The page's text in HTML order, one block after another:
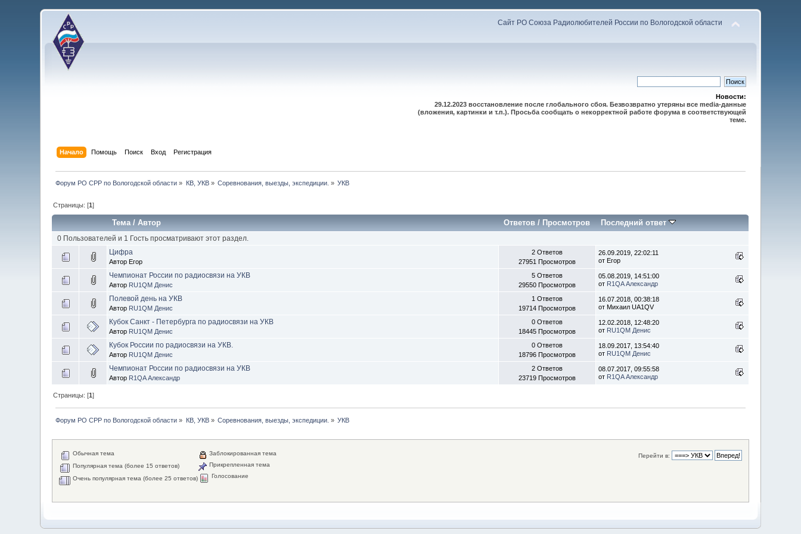
Сайт РО Союза Радиолюбителей России по Вологодской области
Новости:
29.12.2023 восстановление после глобального сбоя. Безвозвратно утеряны все media-данные
(вложения, картинки и т.п.). Просьба сообщать о некорректной работе форума в соответствующей
теме.
Начало Помощь Поиск Вход Регистрация
Форум РО СРР по Вологодской области » КВ, УКВ» Соревнования, выезды, экспедиции. » УКВ
Страницы: [1]
Тема/Автор Ответов /Просмотров Последний ответ
0 Пользователей и 1 Гость просматривают этот раздел.
Цифра
Автор Егор
2 Ответов
27951 Просмотров
26.09.2019, 22:02:11
от Егор
Чемпионат России по радиосвязи на УКВ
Автор RU1QM Денис
5 Ответов
29550 Просмотров
05.08.2019, 14:51:00
от R1QA Александр
Полевой день на УКВ
Автор RU1QM Денис
1 Ответов
19714 Просмотров
16.07.2018, 00:38:18
от Михаил UA1QV
Кубок Санкт - Петербурга по радиосвязи на УКВ
Автор RU1QM Денис
0 Ответов
18445 Просмотров
12.02.2018, 12:48:20
от RU1QM Денис
Кубок России по радиосвязи на УКВ.
Автор RU1QM Денис
0 Ответов
18796 Просмотров
18.09.2017, 13:54:40
от RU1QM Денис
Чемпионат России по радиосвязи на УКВ
Автор R1QA Александр
2 Ответов
23719 Просмотров
08.07.2017, 09:55:58
от R1QA Александр
Страницы: [1]
Форум РО СРР по Вологодской области » КВ, УКВ» Соревнования, выезды, экспедиции. » УКВ
Перейти в:
Обычная тема
Популярная тема (более 15 ответов)
Очень популярная тема (более 25 ответов)
Заблокированная тема
Прикрепленная тема
Голосование